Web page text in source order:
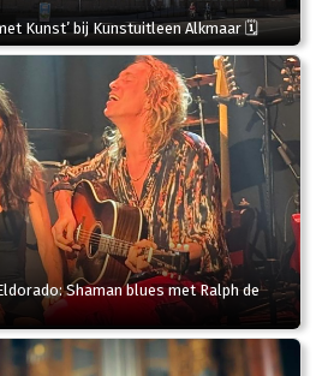
Kunst’ bij Kunstuitleen Alkmaar 🗓
Shaman blues met Ralph de